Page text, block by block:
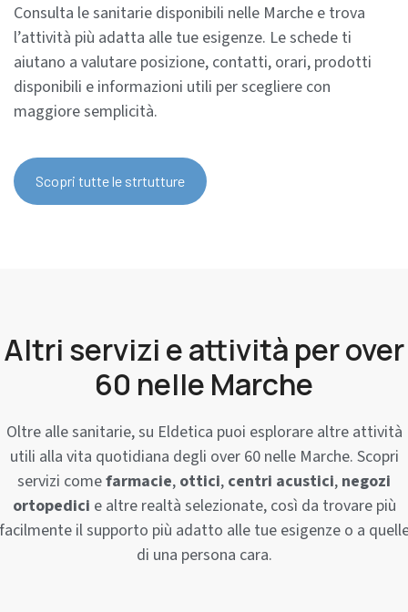
Consulta le sanitarie disponibili nelle Marche e trova
l’attività più adatta alle tue esigenze. Le schede ti
aiutano a valutare posizione, contatti, orari, prodotti
disponibili e informazioni utili per scegliere con
maggiore semplicità.
Scopri tutte le strtutture
Altri servizi e attività per over
60 nelle Marche
Oltre alle sanitarie, su Eldetica puoi esplorare altre attività
utili alla vita quotidiana degli over 60 nelle Marche. Scopri
servizi comefarmacie, ottici, centri acustici, negozi
ortopedici e altre realtà selezionate, così da trovare più
il supporto più adatto alle tue esigenze o a
di una persona cara.